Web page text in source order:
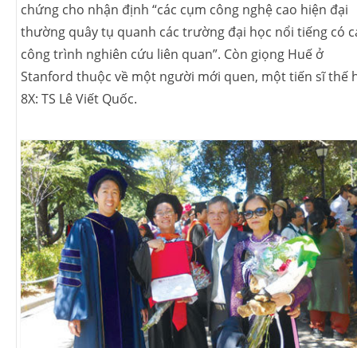
chứng cho nhận định “các cụm công nghệ cao hiện đại
thường quây tụ quanh các trường đại học nổi tiếng có
công trình nghiên cứu liên quan”. Còn giọng Huế ở
Stanford thuộc về một người mới quen, một tiến sĩ thế
8X: TS Lê Viết Quốc.